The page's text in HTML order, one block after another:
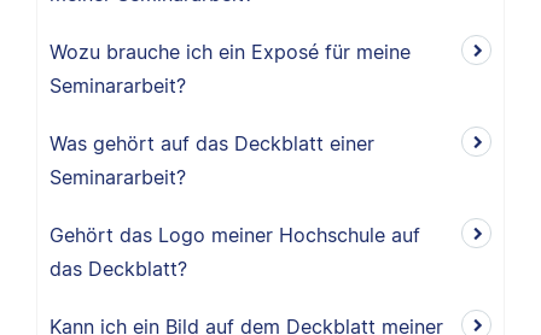
Wozu brauche ich ein Exposé für meine
Seminararbeit?
Was gehört auf das Deckblatt einer
Seminararbeit?
Gehört das Logo meiner Hochschule auf
das Deckblatt?
Kann ich ein Bild auf dem Deckblatt meiner